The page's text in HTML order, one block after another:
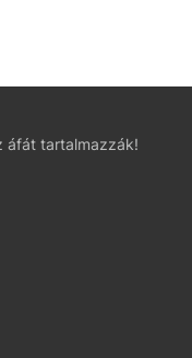
áfát tartalmazzák!